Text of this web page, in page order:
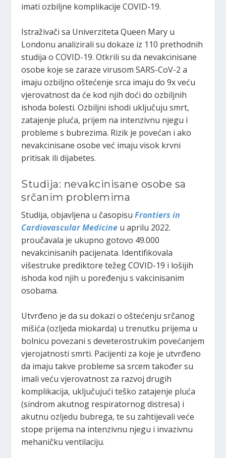
imati ozbiljne komplikacije COVID-19.
Istraživači sa Univerziteta Queen Mary u
Londonu analizirali su dokaze iz 110 prethodnih
studija o COVID-19. Otkrili su da nevakcinisane
osobe koje se zaraze virusom SARS-CoV-2 a
imaju ozbiljno oštećenje srca imaju do 9x veću
vjerovatnost da će kod njih doći do ozbiljnih
ishoda bolesti. Ozbiljni ishodi uključuju smrt,
zatajenje pluća, prijem na intenzivnu njegu i
probleme s bubrezima. Rizik je povećan i ako
nevakcinisane osobe već imaju visok krvni
pritisak ili dijabetes.
Studija: nevakcinisane osobe sa
srčanim problemima
Studija, objavljena u časopisuFrontiers in
Cardiovascular Medicine u aprilu 2022.
proučavala je ukupno gotovo 49.000
nevakcinisanih pacijenata. Identifikovala
višestruke prediktore težeg COVID-19 i lošijih
ishoda kod njih u poređenju s vakcinisanim
osobama.
Utvrđeno je da su dokazi o oštećenju srčanog
mišića (ozljeda miokarda) u trenutku prijema u
bolnicu povezani s deveterostrukim povećanjem
vjerojatnosti smrti. Pacijenti za koje je utvrđeno
da imaju takve probleme sa srcem također su
imali veću vjerovatnost za razvoj drugih
komplikacija, uključujući teško zatajenje pluća
(sindrom akutnog respiratornog distresa) i
akutnu ozljedu bubrega, te su zahtijevali veće
stope prijema na intenzivnu njegu i invazivnu
mehaničku ventilaciju.